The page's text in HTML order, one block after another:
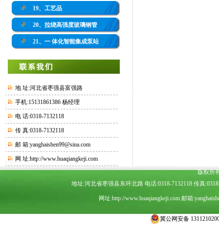
19、工艺品
20、拉绕高强度玻璃钢管
21、一 体化智能集成泵站
地 址:河北省枣强县富强路
手机:15131861386 杨经理
电 话:0318-7132118
传 真:0318-7132118
邮 箱:yanghaishen99@sina.com
网 址:http://www.huaqiangkeji.com
版权所
地址:河北省枣强县东环北路 电话:0318-7132118 传真
网址:http://www.huaqiangkeji.com邮箱:
冀公网安备